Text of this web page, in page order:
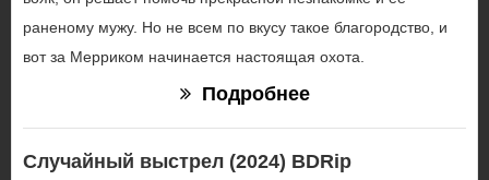
раненому мужу. Но не всем по вкусу такое благородство, и
вот за Мерриком начинается настоящая охота.
Подробнее
Случайный выстрел (2024) BDRip